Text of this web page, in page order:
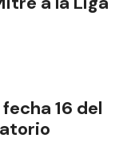
16 del